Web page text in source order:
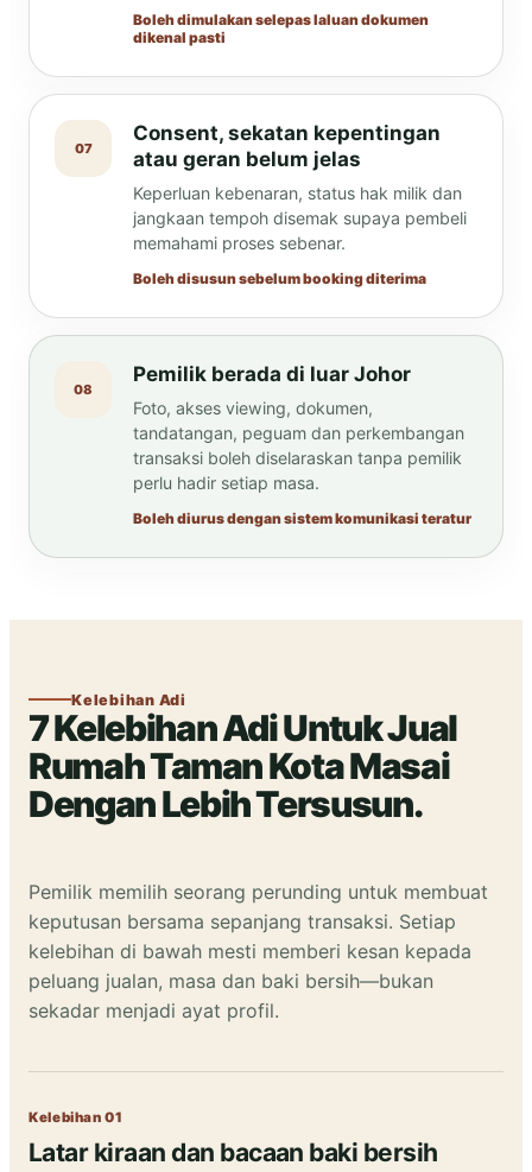
Boleh dimulakan selepas laluan dokumen
dikenal pasti
07
Consent, sekatan kepentingan
atau geran belum jelas
Keperluan kebenaran, status hak milik dan
jangkaan tempoh disemak supaya pembeli
memahami proses sebenar.
Boleh disusun sebelum booking diterima
08
Pemilik berada di luar Johor
Foto, akses viewing, dokumen,
tandatangan, peguam dan perkembangan
transaksi boleh diselaraskan tanpa pemilik
perlu hadir setiap masa.
Boleh diurus dengan sistem komunikasi teratur
Kelebihan Adi
7 Kelebihan Adi Untuk Jual
Rumah Taman Kota Masai
Dengan Lebih Tersusun.
Pemilik memilih seorang perunding untuk membuat
keputusan bersama sepanjang transaksi. Setiap
kelebihan di bawah mesti memberi kesan kepada
peluang jualan, masa dan baki bersih—bukan
sekadar menjadi ayat profil.
Kelebihan 01
Latar kiraan dan bacaan baki bersih